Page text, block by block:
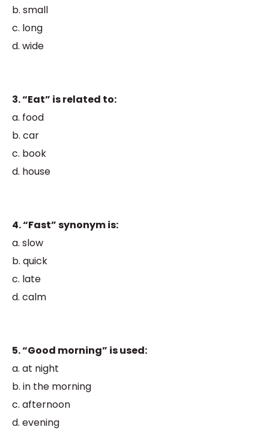
b. small
c. long
d. wide
3. “Eat” is related to:
a. food
b. car
c. book
d. house
4. “Fast” synonym is:
a. slow
b. quick
c. late
d. calm
5. “Good morning” is used:
a. at night
b. in the morning
c. afternoon
d. evening